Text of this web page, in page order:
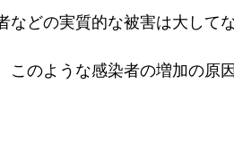
などの実質的な被害は大して
このような感染者の増加の原